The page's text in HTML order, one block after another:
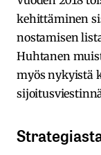
kehittäminen
nostamisen
Huhtanen
myös nykyistä